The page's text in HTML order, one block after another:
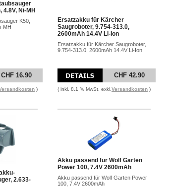
4.8V, Ni-MH
K50,
MH
CHF 16.90
)
Ersatzakku für Kärcher
Saugroboter, 9.754-313.0,
2600mAh 14.4V Li-Ion
Ersatzakku für Kärcher Saugroboter,
9.754-313.0, 2600mAh 14.4V Li-Ion
CHF 42.90
( inkl. 8.1 % MwSt. exkl. Versandkosten )
2.633-
Akku passend für Wolf Garten
Power 100, 7.4V 2600mAh
Akku passend für Wolf Garten Power
100, 7.4V 2600mAh